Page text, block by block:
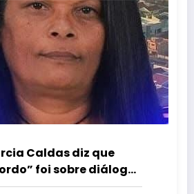
Caldas diz que
foi sobre diálogo